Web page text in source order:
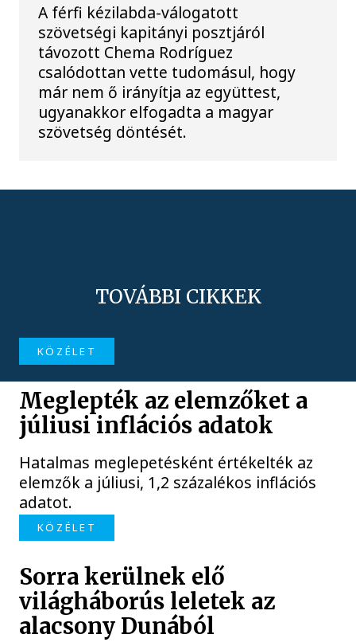
A férfi kézilabda-válogatott
szövetségi kapitányi posztjáról
távozott Chema Rodríguez
csalódottan vette tudomásul, hogy
már nem ő irányítja az együttest,
ugyanakkor elfogadta a magyar
szövetség döntését.
TOVÁBBI CIKKEK
KÖZÉLET
Meglepték az elemzőket a
júliusi inflációs adatok
Hatalmas meglepetésként értékelték az
elemzők a júliusi, 1,2 százalékos inflációs
adatot.
KÖZÉLET
Sorra kerülnek elő
világháborús leletek az
alacsony Dunából